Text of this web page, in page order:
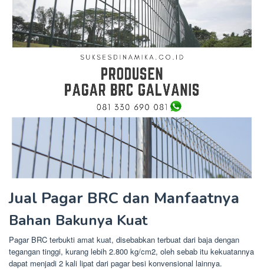
Jual Pagar BRC dan Manfaatnya
Bahan Bakunya Kuat
Pagar BRC terbukti amat kuat, disebabkan terbuat dari baja dengan
tegangan tinggi, kurang lebih 2.800 kg/cm2, oleh sebab itu kekuatannya
dapat menjadi 2 kali lipat dari pagar besi konvensional lainnya.